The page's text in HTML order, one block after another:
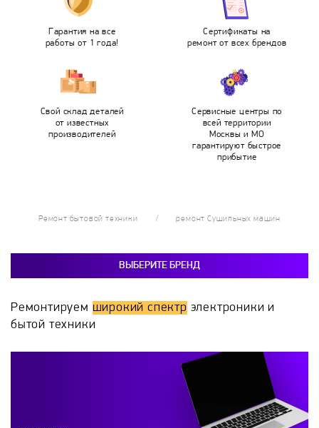
Гарантия на все
работы от 1 года!
Сертификаты на
ремонт от всех брендов
Свой склад деталей
от известных
производителей
Сервисные центры по
всей территории
Москвы и МО
гарантируют быстрое
прибытие
Ремонт бытовой техники ремонт Сушильных машин
ВЫБЕРИТЕ БРЕНД
Ремонтируем широкий спектр электроники и
бытой техники